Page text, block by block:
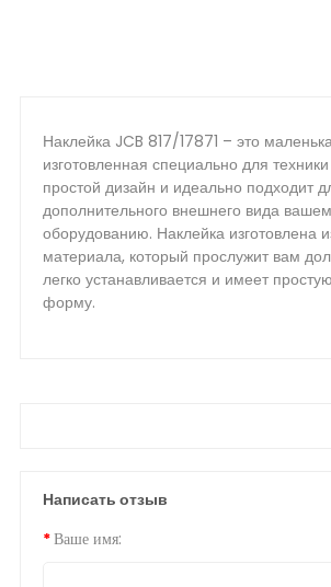
Наклейка JCB 817/17871 – это
изготовленная специально для
простой дизайн и идеально подходит
дополнительного внешнего вида
оборудованию. Наклейка изготовлена
материала, который прослужит вам
легко устанавливается и имеет
форму.
Написать отзыв
Ваше имя: